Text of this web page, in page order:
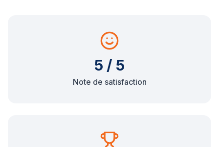
5 / 5
Note de satisfaction